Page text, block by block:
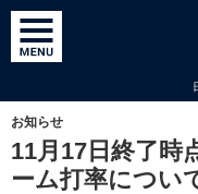
お知らせ
11月17日終了時
ーム打率につい